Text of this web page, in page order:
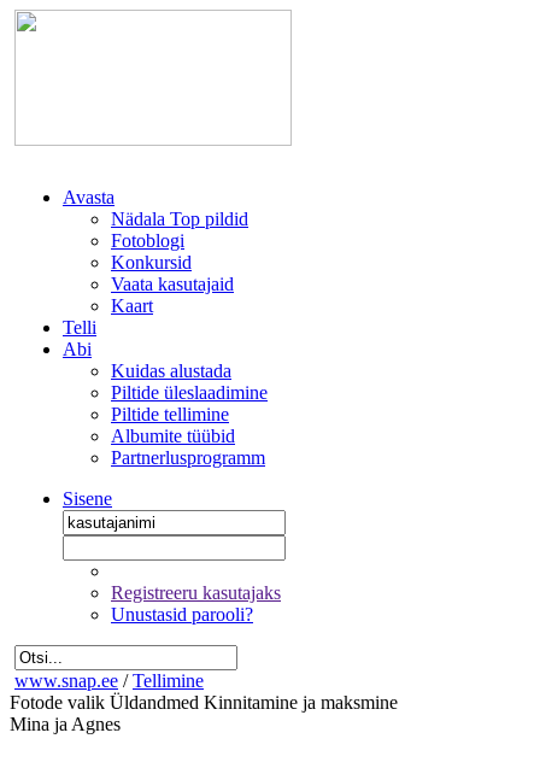
Avasta
Nädala Top pildid
Fotoblogi
Konkursid
Vaata kasutajaid
Kaart
Telli
Abi
Kuidas alustada
Piltide üleslaadimine
Piltide tellimine
Albumite tüübid
Partnerlusprogramm
Sisene
Registreeru kasutajaks
Unustasid parooli?
www.snap.ee / Tellimine
Fotode valik Üldandmed Kinnitamine ja maksmine
Mina ja Agnes